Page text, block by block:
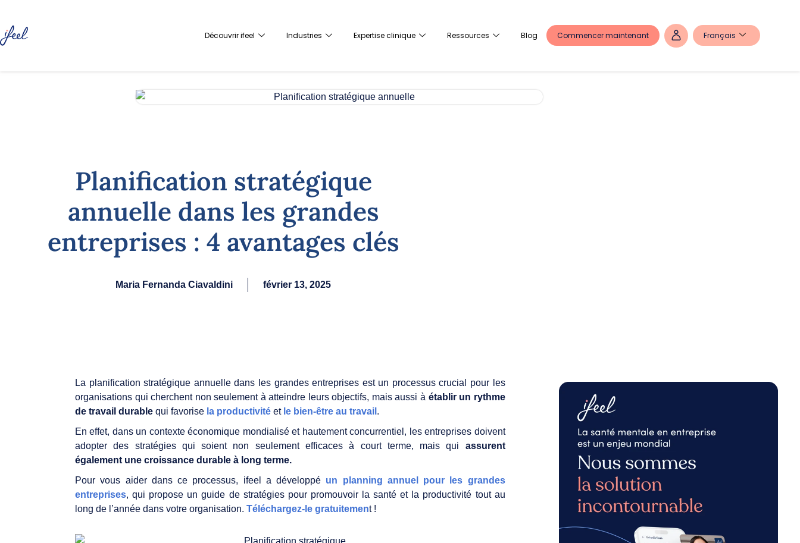
Découvrir ifeel Industries Expertise clinique Ressources Blog Commencer maintenant Français
Planification stratégique
annuelle dans les grandes
entreprises : 4 avantages clés
Maria Fernanda Ciavaldini février 13, 2025
La planification stratégique annuelle dans les grandes entreprises est un processus crucial pour les
organisations qui cherchent non seulement à atteindre leurs objectifs, mais aussi à établir un rythme
de travail durable qui favorise la productivité et le bien-être au travail .
En effet, dans un contexte économique mondialisé et hautement concurrentiel, les entreprises doivent
adopter des stratégies qui soient non seulement efficaces à court terme, mais qui assurent
également une croissance durable à long terme.
Pour vous aider dans ce processus, ifeel a développé un planning annuel pour les grandes
entreprises, qui propose un guide de stratégies pour promouvoir la santé et la productivité tout au
long de l’année dans votre organisation. Téléchargez-le gratuitement !